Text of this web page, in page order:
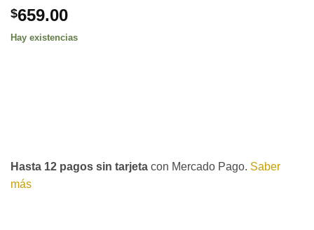
$659.00
Hay existencias
Hasta 12 pagos sin tarjeta con Mercado Pago. Saber
más